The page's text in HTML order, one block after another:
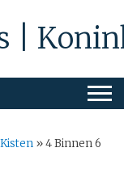
|
Kisten »4 Binnen 6